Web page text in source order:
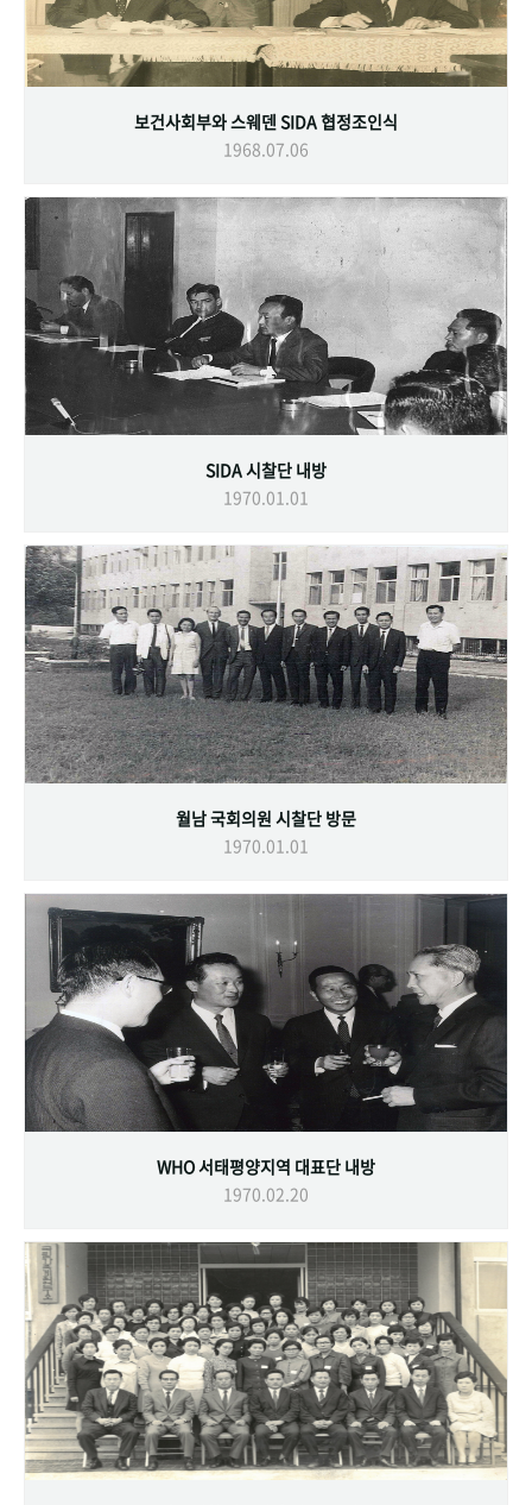
보건사회부와 스웨덴 SIDA 협정조인식
1968.07.06
SIDA 시찰단 내방
1970.01.01
월남 국회의원 시찰단 방문
1970.01.01
WHO 서태평양지역 대표단 내방
1970.02.20